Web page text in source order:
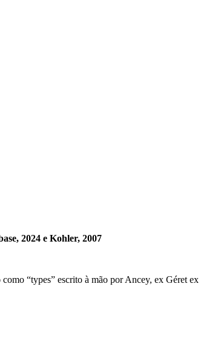
2024 e Kohler, 2007
“types” escrito à mão por Ancey, ex Géret ex